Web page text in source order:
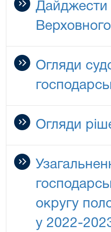
Дайджести
Огляди
Огляди
округу
у 2022-